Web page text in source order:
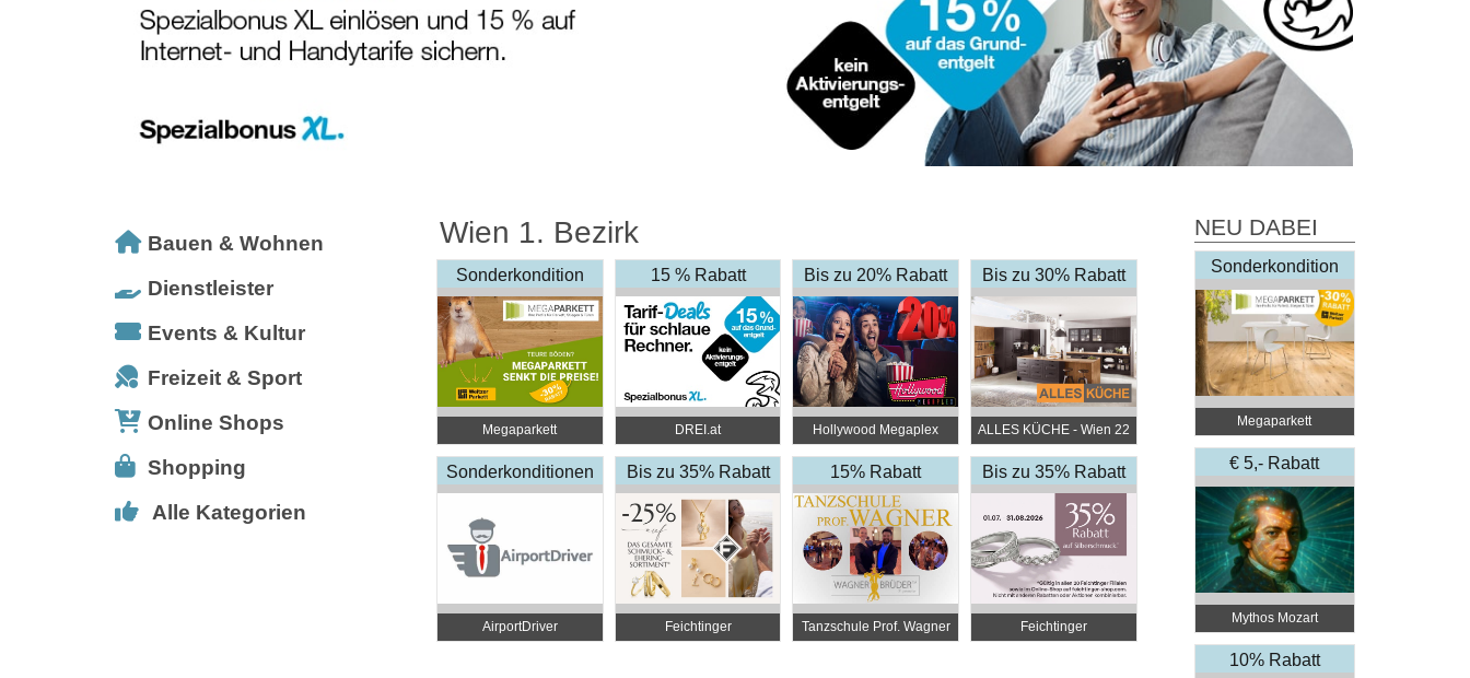
Bauen & Wohnen
Dienstleister
Events & Kultur
Freizeit & Sport
Online Shops
Shopping
Alle Kategorien
Wien 1. Bezirk
Sonderkondition
Megaparkett
15 % Rabatt
DREI.at
Bis zu 20% Rabatt
Hollywood Megaplex
Kinos - Alle Standorte
Bis zu 30% Rabatt
ALLES KÜCHE - Wien 22
Sonderkonditionen
AirportDriver
Bis zu 35% Rabatt
Feichtinger
Schmuckhandel Zentrale
15% Rabatt
Tanzschule Prof. Wagner
Bis zu 35% Rabatt
Feichtinger
Schmuckhandel Zentrale
NEU DABEI
Sonderkondition
Megaparkett
€ 5,- Rabatt
Mythos Mozart
10% Rabatt